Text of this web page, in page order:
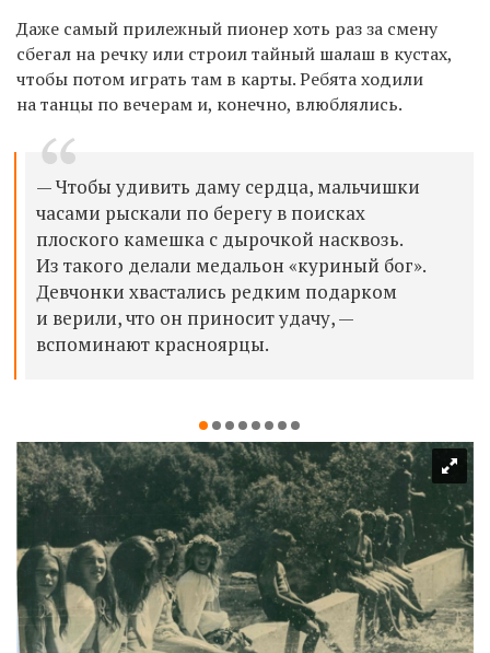
Даже самый прилежный пионер хоть раз за смену
сбегал на речку или строил тайный шалаш в кустах,
чтобы потом играть там в карты. Ребята ходили
на танцы по вечерам и, конечно, влюблялись.
— Чтобы удивить даму сердца, мальчишки
часами рыскали по берегу в поисках
плоского камешка с дырочкой насквозь.
Из такого делали медальон «куриный бог».
Девчонки хвастались редким подарком
и верили, что он приносит удачу, —
вспоминают красноярцы.